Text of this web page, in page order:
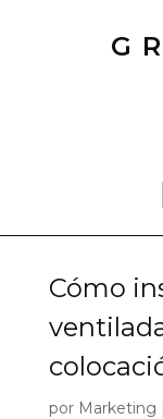
Cómo
por Marketing